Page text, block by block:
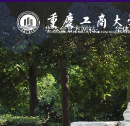
华体会官方网站- 华